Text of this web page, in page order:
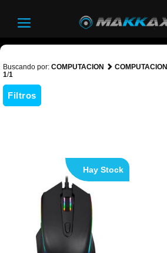
Buscando por: COMPUTACION COMPUTACION
1/1
Filtros
Hay Stock